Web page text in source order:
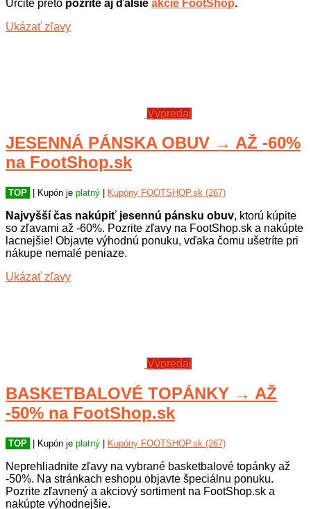
Určite preto pozrite aj ďalšie akcie FootShop.
Ukázať zľavy
Výpredaj
JESENNÁ PÁNSKA OBUV → AŽ -60%
na FootShop.sk
TOP | Kupón je platný Kupóny FOOTSHOP.sk (267)
Najvyšší čas nakúpiť jesennú pánsku obuv, ktorú kúpite
so zľavami až -60%. Pozrite zľavy na FootShop.sk a nakúpte
lacnejšie! Objavte výhodnú ponuku, vďaka čomu ušetríte pri
nákupe nemalé peniaze.
Ukázať zľavy
Výpredaj
BASKETBALOVÉ TOPÁNKY → AŽ
-50% na FootShop.sk
TOP | Kupón je platný Kupóny FOOTSHOP.sk (267)
Neprehliadnite zľavy na vybrané basketbalové topánky až
-50%. Na stránkach eshopu objavte špeciálnu ponuku.
Pozrite zľavnený a akciový sortiment na FootShop.sk a
nakúpte výhodnejšie.